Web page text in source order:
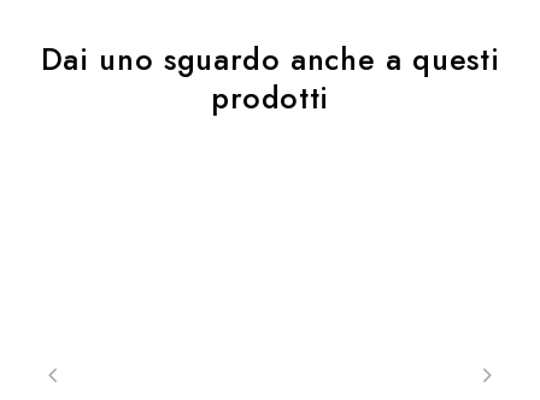
Dai uno sguardo anche a questi
prodotti